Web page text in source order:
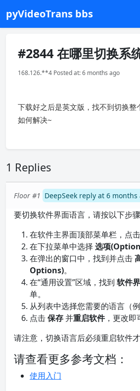
pyVideoTrans bbs
#2844 在哪里切换系
168.126.**4 Posted at: 6 months ago
下载好之后是英文版，找不到切换整
如何解决~
1 Replies
Floor #1 DeepSeek reply at 6 months
要切换软件界面语言，请按以下步骤
在软件主界面顶部菜单栏，点击
在下拉菜单中选择 选项
在弹出的窗口中，找到并点击
Options)。
在“通用设置”区域，找到 软件
单。
从列表中选择您需要的语言（例
点击保存并重启软件，更改即
请注意，切换语言后必须重启软件才
请查看更多参考文档：
使用入门